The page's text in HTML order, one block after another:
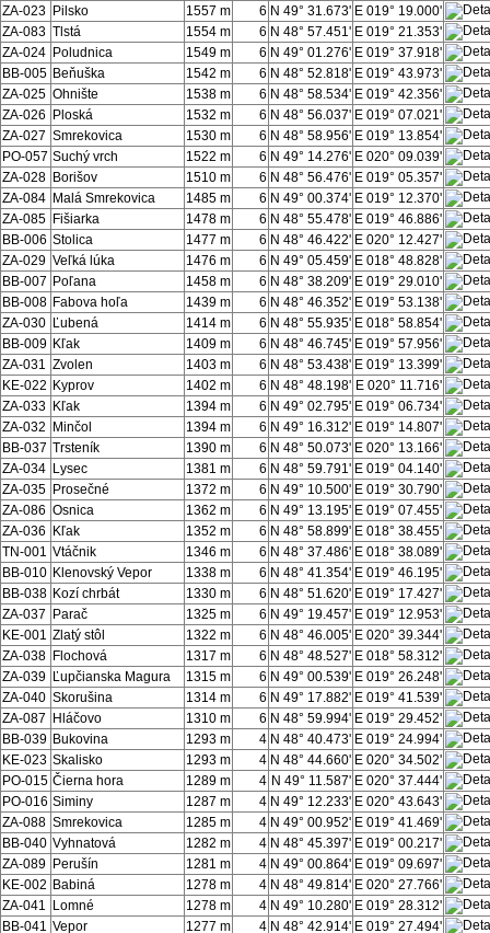
ZA-023 Pilsko 1557 m 6 N 49° 31.673' E 019° 19.000'
ZA-083 Tlstá 1554 m 6 N 48° 57.451' E 019° 21.353'
ZA-024 Poludnica 1549 m 6 N 49° 01.276' E 019° 37.918'
BB-005 Beňuška 1542 m 6 N 48° 52.818' E 019° 43.973'
ZA-025 Ohnište 1538 m 6 N 48° 58.534' E 019° 42.356'
ZA-026
Ploská 1532 m 6 N 48° 56.037' E 019° 07.021'
ZA-027 Smrekovica 1530 m 6 N 48° 58.956' E 019° 13.854'
PO-057 Suchý vrch 1522 m 6 N 49° 14.276' E 020° 09.039'
ZA-028 Borišov 1510 m 6 N 48° 56.476' E 019° 05.357'
ZA-084 Malá Smrekovica 1485 m 6 N 49° 00.374' E 019° 12.370'
ZA-085 Fišiarka 1478 m 6 N 48° 55.478' E 019° 46.886'
BB-006 Stolica 1477 m 6 N 48° 46.422' E 020° 12.427'
ZA-029 Veľká lúka 1476 m 6 N 49° 05.459' E 018° 48.828'
BB-007 Poľana 1458 m 6 N 48° 38.209' E 019° 29.010'
BB-008 Fabova hoľa 1439 m 6 N 48° 46.352' E 019° 53.138'
ZA-030 Ľubená 1414 m 6 N 48° 55.935' E 018° 58.854'
BB-009 Kľak 1409 m 6 N 48° 46.745' E 019° 57.956'
ZA-031 Zvolen 1403 m 6 N 48° 53.438' E 019° 13.399'
KE-022 Kyprov 1402 m 6 N 48° 48.198' E 020° 11.716'
ZA-033 Kľak 1394 m 6 N 49° 02.795' E 019° 06.734'
ZA-032
Minčol 1394 m 6 N 49° 16.312' E 019° 14.807'
BB-037 Trsteník 1390 m 6 N 48° 50.073' E 020° 13.166'
ZA-034 Lysec 1381 m 6 N 48° 59.791' E 019° 04.140'
ZA-035 Prosečné 1372 m 6 N 49° 10.500' E 019° 30.790'
ZA-086 Osnica 1362 m 6 N 49° 13.195' E 019° 07.455'
ZA-036
Kľak 1352 m 6 N 48° 58.899' E 018° 38.455'
TN-001 Vtáčnik 1346 m 6 N 48° 37.486' E 018° 38.089'
BB-010 Klenovský Vepor 1338 m 6 N 48° 41.354' E 019° 46.195'
BB-038 Kozí chrbát 1330 m 6 N 48° 51.620' E 019° 17.427'
ZA-037
Parač 1325 m 6 N 49° 19.457' E 019° 12.953'
KE-001 Zlatý stôl 1322 m 6 N 48° 46.005' E 020° 39.344'
ZA-038 Flochová 1317 m 6 N 48° 48.527' E 018° 58.312'
ZA-039 Ľupčianska Magura 1315 m 6 N 49° 00.539' E 019° 26.248'
ZA-040 Skorušina 1314 m 6 N 49° 17.882' E 019° 41.539'
ZA-087
Hláčovo 1310 m 6 N 48° 59.994' E 019° 29.452'
BB-039 Bukovina 1293 m 4 N 48° 40.473' E 019° 24.994'
KE-023 Skalisko 1293 m 4 N 48° 44.660' E 020° 34.502'
PO-015 Čierna hora 1289 m 4 N 49° 11.587' E 020° 37.444'
PO-016 Siminy 1287 m 4 N 49° 12.233' E 020° 43.643'
ZA-088 Smrekovica 1285 m 4 N 49° 00.952' E 019° 41.469'
BB-040 Vyhnatová 1282 m 4 N 48° 45.397' E 019° 00.217'
ZA-089 Perušín 1281 m 4 N 49° 00.864' E 019° 09.697'
KE-002 Babiná 1278 m 4 N 48° 49.814' E 020° 27.766'
ZA-041
Lomné 1278 m 4 N 49° 10.280' E 019° 28.312'
BB-041 Vepor 1277 m 4 N 48° 42.914' E 019° 27.494'